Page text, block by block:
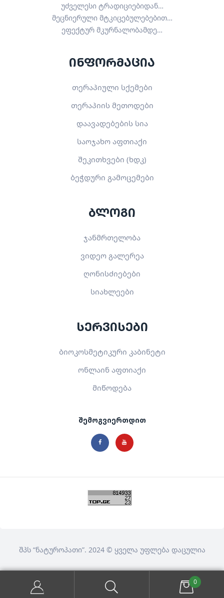
უძველესი ტრადიციებიდან…
მეცნიერული მტკიცებულებებით…
ეფექტურ მკურნალობამდე…
ინფორმაცია
თერაპიული სქემები
თერაპიის მეთოდები
დაავადებების სია
საოჯახო აფთიაქი
შეკითხვები (ხდკ)
ბეჭდური გამოცემები
ბლოგი
ჯანმრთელობა
ვიდეო გალერეა
ღონისძიებები
სიახლეები
სერვისები
ბიოკოსმეტიკური კაბინეტი
ონლაინ აფთიაქი
მიწოდება
შემოგვიერთდით
შპს “ნატუროპათი”. 2024 © ყველა უფლება დაცულია
0